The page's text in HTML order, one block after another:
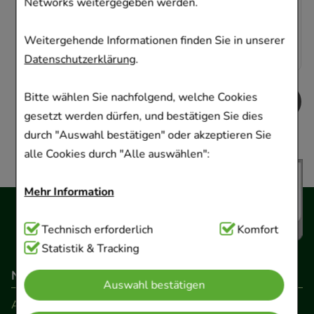
Weitergehende Informationen finden Sie in unserer
Datenschutzerklärung.
Bitte wählen Sie nachfolgend, welche Cookies
gesetzt werden dürfen, und bestätigen Sie dies
durch "Auswahl bestätigen" oder akzeptieren Sie
alle Cookies durch "Alle auswählen":
Mehr Information
Technisch Notwendig:Hierbei handelt es sich um
Cookies, die für die Grundfunktionen unserer
Website notwendig sind (z.B. Navigation,
Warenkorb, Kundenkonto), weshalb auf diese nicht
verzichtet werden kann.
Technisch erforderlich
Komfort
Statistik & Tracking
Auswahl bestätigen
13,48 €¹
AVP:19,50 €²
Navigation
AGB